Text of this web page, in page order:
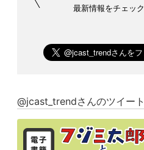
最新情報をチェック
@jcast_trendさんのツイート